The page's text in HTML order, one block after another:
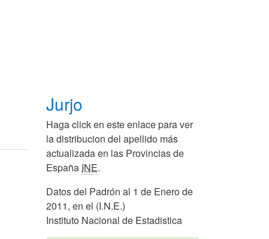
Jurjo
Haga click en este enlace para ver
la distribucion del apellido más
actualizada en las Provincias de
España INE.
Datos del Padrón al 1 de Enero de
2011, en el (I.N.E.)
Instituto Nacional de Estadistica